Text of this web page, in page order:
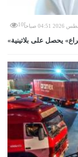
10